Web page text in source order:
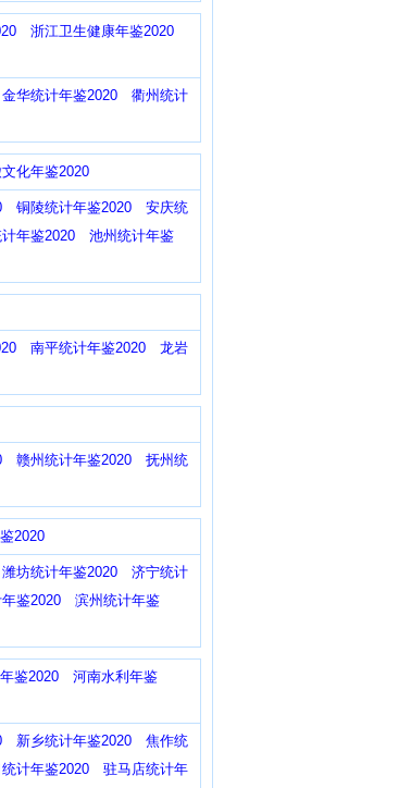
浙江卫生健康年鉴2020
金华统计年鉴2020
衢州统计
化年鉴2020
铜陵统计年鉴2020
安庆统
年鉴2020
池州统计年鉴
南平统计年鉴2020
龙岩
赣州统计年鉴2020
抚州统
2020
潍坊统计年鉴2020
济宁统计
鉴2020
滨州统计年鉴
鉴2020
河南水利年鉴
新乡统计年鉴2020
焦作统
计年鉴2020
驻马店统计年